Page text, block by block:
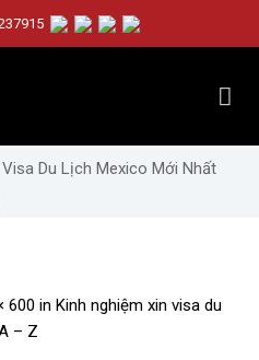
Du Lịch Mexico Mới Nhất
600 in Kinh nghiệm xin visa du
– Z